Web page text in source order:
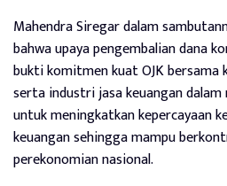
Mahendra Siregar dalam
bahwa upaya pengembalian dana
bukti komitmen kuat OJK
serta industri jasa keuangan
untuk meningkatkan kepercayaan
keuangan sehingga mampu
perekonomian nasional.